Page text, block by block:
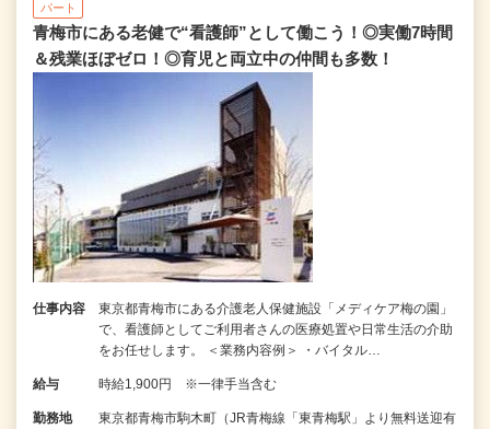
パート
青梅市にある老健で“看護師”として働こう！◎実働7時間
＆残業ほぼゼロ！◎育児と両立中の仲間も多数！
仕事内容
東京都青梅市にある介護老人保健施設「メディケア梅の園」
で、看護師としてご利用者さんの医療処置や日常生活の介助
をお任せします。 ＜業務内容例＞ ・バイタル…
給与 時給1,900円 ※一律手当含む
勤務地
東京都青梅市駒木町（JR青梅線「東青梅駅」より無料送迎有